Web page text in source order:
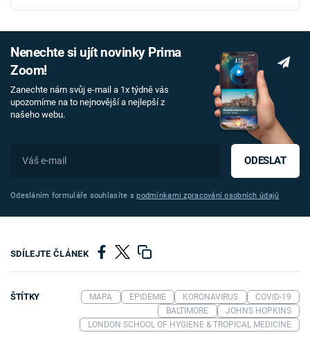
Nenechte si ujít novinky Prima
Zoom!
Zanechte nám svůj e-mail a 1x týdně vás
upozorníme na to nejnovější a nejlepší z
našeho webu.
ODESLAT
Odesláním formuláře souhlasíte spodmínkami zpracování osobních údajů
SDÍLEJTE ČLÁNEK
ŠTÍTKY MAPA EPIDEMIE KORONAVIRUS
COVID-19
BALTIMORE
JOHNS HOPKINS
LONDON SCHOOL OF HYGIENE & TROPICAL MEDICINE